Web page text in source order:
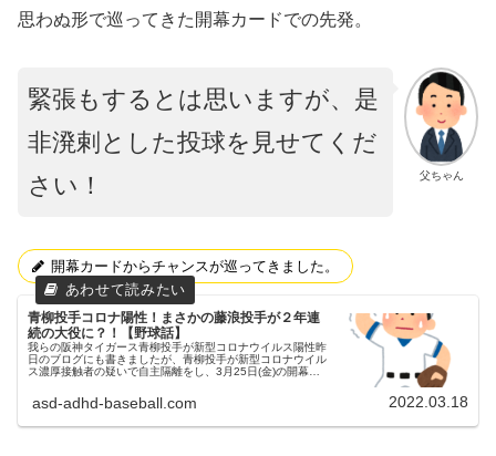
思わぬ形で巡ってきた開幕カードでの先発。
父ちゃん
緊張もするとは思いますが、是
非溌剌とした投球を見せてくだ
さい！
開幕カードからチャンスが巡ってきました。
青柳投手コロナ陽性！まさかの藤浪投手が２年連
続の大役に？！【野球話】
我らの阪神タイガース青柳投手が新型コロナウイルス陽性昨
日のブログにも書きましたが、青柳投手が新型コロナウイル
ス濃厚接触者の疑いで自主隔離をし、3月25日(金)の開幕投
コロナ憎し。父ちゃん...
asd-adhd-baseball.com 2022.03.18